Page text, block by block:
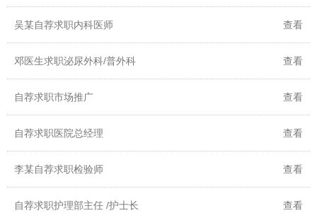
查看
吴某自荐求职内科医师
查看
邓医生求职泌尿外科/普外科
查看
自荐求职市场推广
查看
自荐求职医院总经理
查看
李某自荐求职检验师
查看
自荐求职护理部主任 /护士长